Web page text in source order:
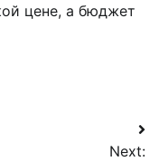
цене, а бюджет
Next: